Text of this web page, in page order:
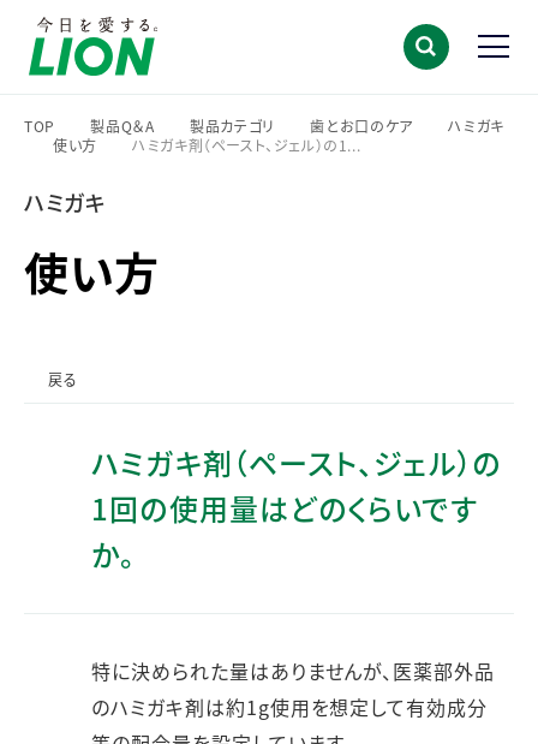
TOP
>
製品Q＆A
>
製品カテゴリ
>
歯とお口のケア
ハミガキ
使い方
ハミガキ剤（ペースト、ジェル）の1...
ハミガキ
使い方
戻る
ハミガキ剤（ペースト、ジェル）の
1回の使用量はどのくらいです
か。
特に決められた量はありませんが、医薬部外品
のハミガキ剤は約1g使用を想定して有効成分